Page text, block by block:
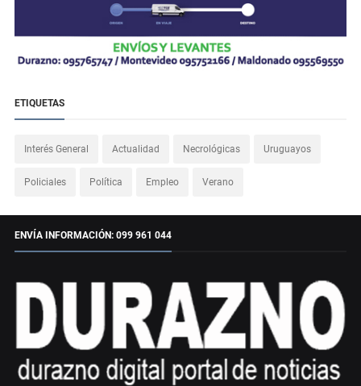
ETIQUETAS
Interés General Actualidad Necrológicas Uruguayos
Policiales Política Empleo Verano
ENVÍA INFORMACIÓN: 099 961 044